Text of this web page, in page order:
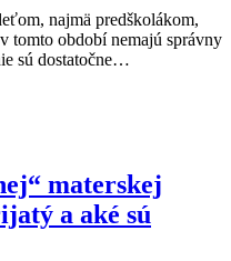
najmä predškolákom,
tomto období nemajú správny
sú dostatočne…
materskej
a aké sú